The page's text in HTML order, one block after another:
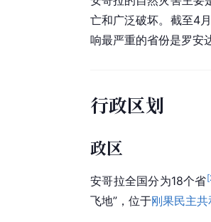
亡和广泛破坏。截至4
响最严重的省份是罗安
行政区划
政区
安哥拉全国分为18个省[
飞地”，位于刚果民主